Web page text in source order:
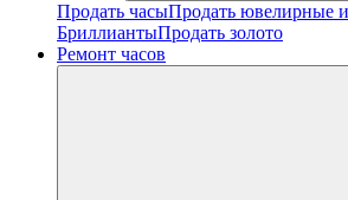
Продать часыПродать ювелирные
БриллиантыПродать золото
Ремонт часов